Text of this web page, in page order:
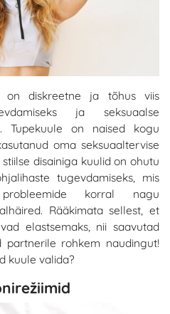
diskreetne ja tõhus viis
ja seksuaalse
Tupekuule on naised kogu
oma seksuaaltervise
disainiga kuulid on ohutu
tugevdamiseks, mis
korral nagu
Rääkimata sellest, et
elastsemaks, nii saavutad
rohkem naudingut!
kuule valida?